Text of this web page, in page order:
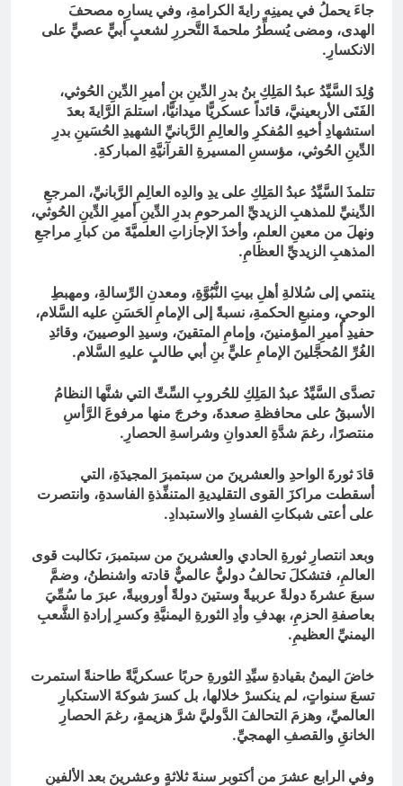
جاءَ يحملُ في يمينِه رايةَ الكرامةِ، وفي يسارِه مصحفَ
الهدى، ومضى يُسطِّرُ ملحمةَ التَّحررِ لشعبٍ أبيٍّ عصيٍّ على
الانكسارِ.
وُلِدَ السَّيِّدُ عبدُ المَلِكِ بنُ بدرِ الدِّينِ بنِ أميرِ الدِّينِ الحُوثي،
الفَتَى الأربعينيَّ، قائداً عسكريًّا ميدانيًّا، استلمَ الرَّايةَ بعدَ
استشهادِ أخيهِ المُفكرِ والعالِمِ الرَّبانيِّ الشهيدِ الحُسَينِ بدرِ
الدِّينِ الحُوثي، مؤسسِ المسيرةِ القرآنيَّةِ المباركةِ.
تتلمذَ السَّيِّدُ عبدُ المَلِكِ على يدِ والدِه العالِمِ الرَّبانيِّ، المرجعِ
الدِّينيِّ للمذهبِ الزيديِّ المرحومِ بدرِ الدِّينِ أميرِ الدِّينِ الحُوثي،
ونهلَ من معينِ العلمِ، وأخذَ الإجازاتِ العلميَّةَ من كبارِ مراجعِ
المذهبِ الزيديِّ العظامِ.
ينتمي إلى سُلالةِ أهلِ بيتِ النُّبُوَّةِ، ومعدنِ الرِّسالةِ، ومهبطِ
الوحيِ، ومنبعِ الحكمةِ، نسبةً إلى الإمامِ الحَسَنِ عليه السَّلام،
حفيدِ أميرِ المؤمنينَ، وإمامِ المتقينَ، وسيدِ الوصيينَ، وقائدِ
الغُرِّ المُحجَّلينَ الإمامِ عليٍّ بنِ أبي طالبٍ عليهِ السَّلام.
تصدَّى السَّيِّدُ عبدُ المَلِكِ للحُروبِ السِّتِّ التي شنَّها النظامُ
الأسبقُ على محافظةِ صعدةَ، وخرجَ منها مرفوعَ الرَّأسِ
منتصرًا، رغمَ شدَّةِ العدوانِ وشراسةِ الحصارِ.
قادَ ثورةَ الواحدِ والعشرينَ من سبتمبرَ المجيدَةِ، التي
أسقطت مراكزَ القوى التقليديةِ المتنفِّذةِ الفاسدةِ، وانتصرت
على أعتى شبكاتِ الفسادِ والاستبدادِ.
وبعد انتصارِ ثورةِ الحادي والعشرينَ من سبتمبرَ، تكالبت قوى
العالمِ، فتشكلَ تحالفُ دوليٌّ عالميٌّ قادته واشنطنُ، وضمَّ
سبعَ عشرةَ دولةً عربيةً وستينَ دولةً أوروبيةً، عبرَ ما سُمِّيَ
بعاصفةِ الحزمِ، بهدفِ وأدِ الثورةِ اليمنيَّةِ وكسرِ إرادةِ الشَّعبِ
اليمنيِّ العظيمِ.
خاضَ اليمنُ بقيادةِ سيِّدِ الثورةِ حربًا عسكريَّةً طاحنةً استمرت
تسعَ سنواتٍ، لم ينكسرْ خلالها، بل كسرَ شوكةَ الاستكبارِ
العالميِّ، وهزمَ التحالفَ الدَّوليَّ شرَّ هزيمةٍ، رغمَ الحصارِ
الخانقِ والقصفِ الهمجيِّ.
وفي الرابع عشرَ من أكتوبر سنةَ ثلاثةٍ وعشرينَ بعد الألفينِ